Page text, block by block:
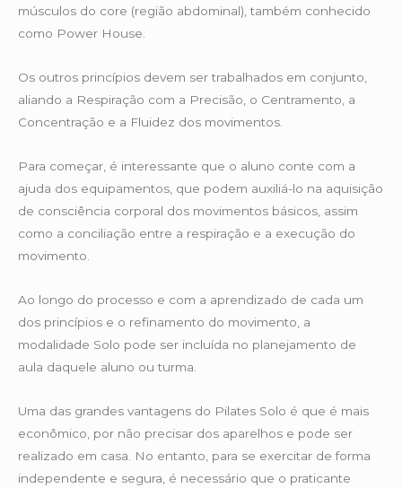
músculos do core (região abdominal), também conhecido
como Power House.
Os outros princípios devem ser trabalhados em conjunto,
aliando a Respiração com a Precisão, o Centramento, a
Concentração e a Fluidez dos movimentos.
Para começar, é interessante que o aluno conte com a
ajuda dos equipamentos, que podem auxiliá-lo na aquisição
de consciência corporal dos movimentos básicos, assim
como a conciliação entre a respiração e a execução do
movimento.
Ao longo do processo e com a aprendizado de cada um
dos princípios e o refinamento do movimento, a
modalidade Solo pode ser incluída no planejamento de
aula daquele aluno ou turma.
Uma das grandes vantagens do Pilates Solo é que é mais
econômico, por não precisar dos aparelhos e pode ser
realizado em casa. No entanto, para se exercitar de forma
independente e segura, é necessário que o praticante